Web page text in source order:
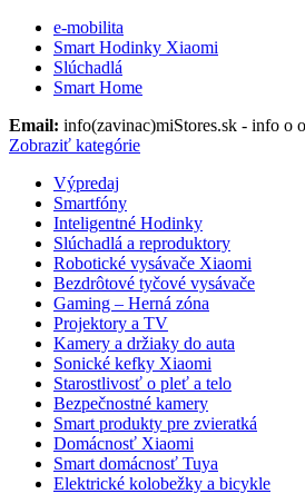
e-mobilita
Smart Hodinky Xiaomi
Slúchadlá
Smart Home
Email: info(zavinac)miStores.sk - info o
Zobraziť kategórie
Výpredaj
Smartfóny
Inteligentné Hodinky
Slúchadlá a reproduktory
Robotické vysávače Xiaomi
Bezdrôtové tyčové vysávače
Gaming – Herná zóna
Projektory a TV
Kamery a držiaky do auta
Sonické kefky Xiaomi
Starostlivosť o pleť a telo
Bezpečnostné kamery
Smart produkty pre zvieratká
Domácnosť Xiaomi
Smart domácnosť Tuya
Elektrické kolobežky a bicykle